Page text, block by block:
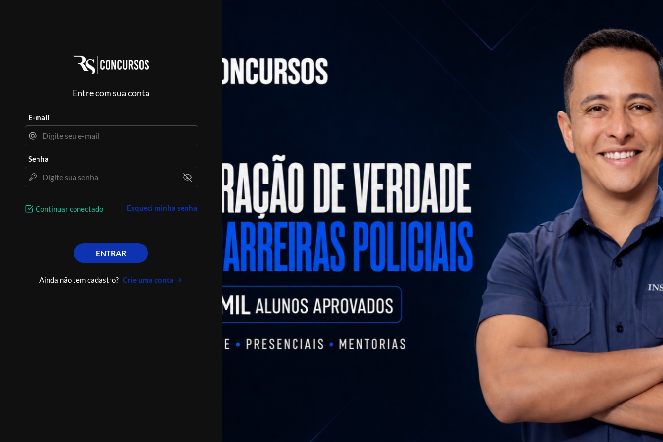
Entre com sua conta
E-mail
Senha
Continuar conectado Esqueci minha senha
ENTRAR
Ainda não tem cadastro? Crie uma conta